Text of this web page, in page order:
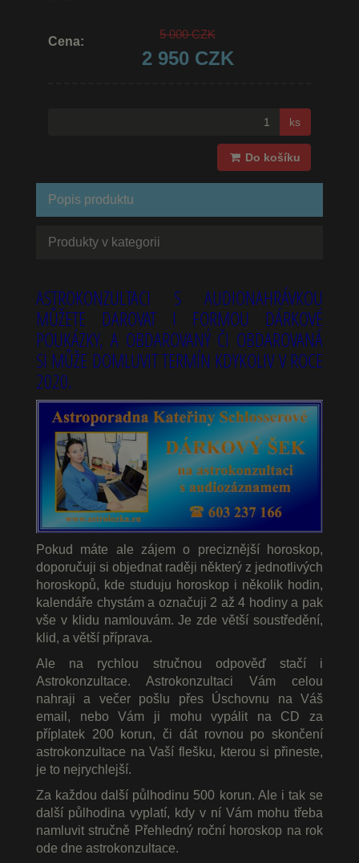
5 000 CZK
Cena:
2 950 CZK
ks
Do košíku
Popis produktu
Produkty v kategorii
ASTROKONZULTACI S AUDIONAHRÁVKOU
MŮŽETE DAROVAT I FORMOU DÁRKOVÉ
POUKÁZKY, A OBDAROVANÝ ČI OBDAROVANÁ
SI MŮŽE DOMLUVIT TERMÍN KDYKOLIV V ROCE
2020.
Pokud máte ale zájem o preciznější horoskop,
doporučuji si objednat raději některý z jednotlivých
horoskopů, kde studuju horoskop i několik hodin,
kalendáře chystám a označuji 2 až 4 hodiny a pak
vše v klidu namlouvám. Je zde větší soustředění,
klid, a větší příprava.
Ale na rychlou stručnou odpověď stačí i
Astrokonzultace. Astrokonzultaci Vám celou
nahraji a večer pošlu přes Úschovnu na Váš
email, nebo Vám ji mohu vypálit na CD za
příplatek 200 korun, či dát rovnou po skončení
astrokonzultace na Vaší flešku, kterou si přineste,
je to nejrychlejší.
Za každou další půlhodinu 500 korun. Ale i tak se
další půlhodina vyplatí, kdy v ní Vám mohu třeba
namluvit stručně Přehledný roční horoskop na rok
ode dne astrokonzultace.